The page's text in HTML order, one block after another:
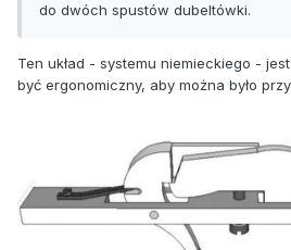
do dwóch spustów dubeltówki.
Ten układ - systemu niemieckiego -
być ergonomiczny, aby można było